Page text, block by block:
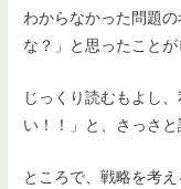
わからなかった問題
な？」と思ったこと
じっくり読むもよし
い！！」と、さっさと
ところで、戦略を考